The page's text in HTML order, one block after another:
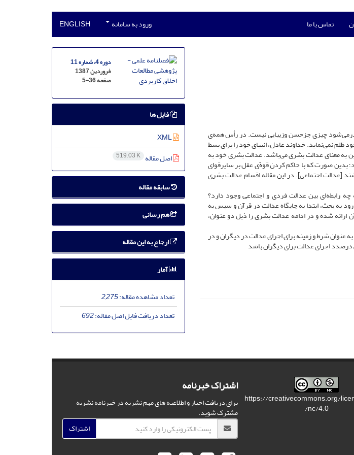
تماس با ما ورود به سامانه ENGLISH
چیزی جزحسن وزیبایی نیست. در رأس همه‌ی
ظلم نمی‌نماید. خداوند عادل،‌ انبیای خود را برای بسط
به معنای عدالت بشری می‌باشد. عدالت بشری خود به
بدین صورت که با حاکم کردن قوهّ‌ی عقل بر سایرقوای
[عدالت اجتماعی]. در این مقاله اقسام عدالت بشری
رابطه‌ای بین عدالت فردی و اجتماعی وجود دارد؟
به بحث،‌ ابتدا به جایگاه عدالت در قرآن و سپس به
شده و در ادامه عدالت بشری را ذیل دو عنوان،‌
عنوان شرط و زمینه برای اجرای عدالت در دیگران و در
درصدد اجرای عدالت برای دیگران باشد
دوره 4، شماره 11
فروردین 1387
صفحه5-36
فایل ها
XML
اصل مقاله 519.03 K
سابقه مقاله
هم رسانی
ارجاع به این مقاله
آمار
تعداد مشاهده مقاله:2,275
تعداد دریافت فایل اصل مقاله:692
https://creativecommons.org/
nc/4.0/
اشتراک خبرنامه
برای دریافت اخبار و اطلاعیه های مهم نشریه در خبرنامه نشریه
مشترک شوید.
اشتراک